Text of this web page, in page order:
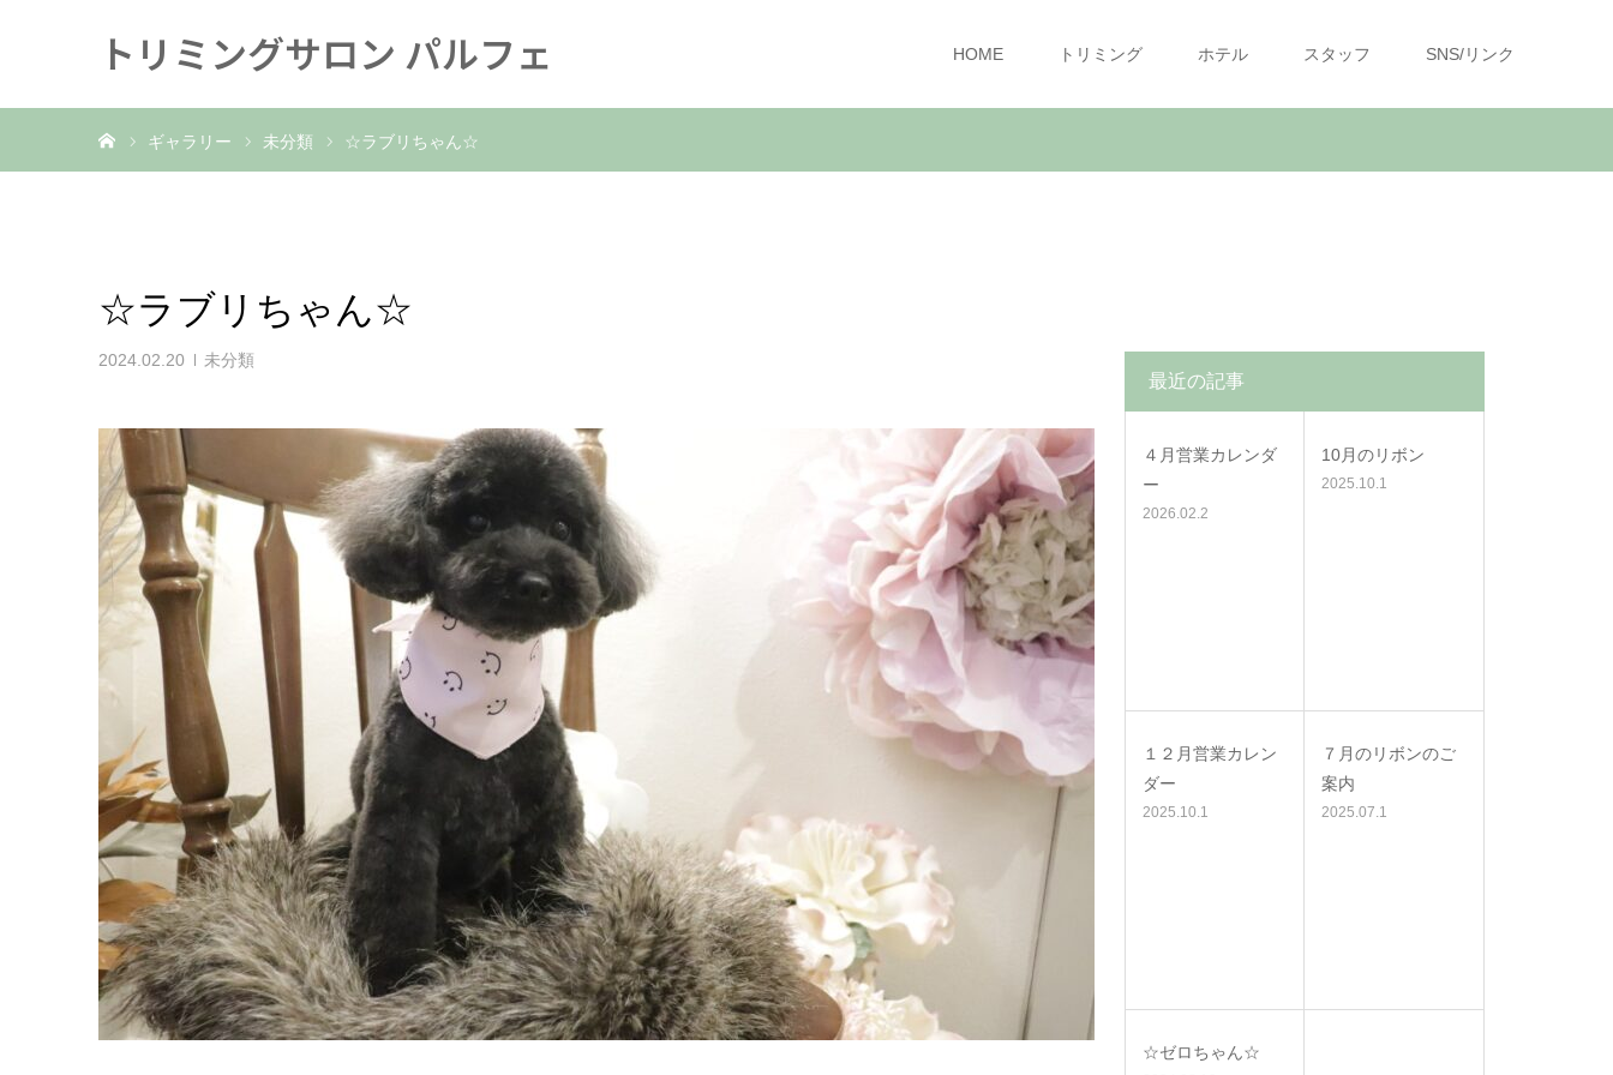
トリミングサロン パルフェ HOME トリミング ホテル スタッフ SNS/リンク
ギャラリー 未分類 ☆ラブリちゃん☆
☆ラブリちゃん☆
2024.02.20 未分類
最近の記事
４月営業カレンダ
ー
2026.02.2
10月のリボン
2025.10.1
１２月営業カレン
ダー
2025.10.1
７月のリボンのご
案内
2025.07.1
☆ゼロちゃん☆